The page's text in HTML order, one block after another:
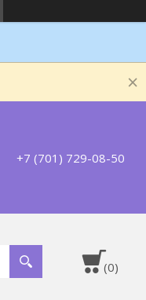
+7 (701) 729-08-50